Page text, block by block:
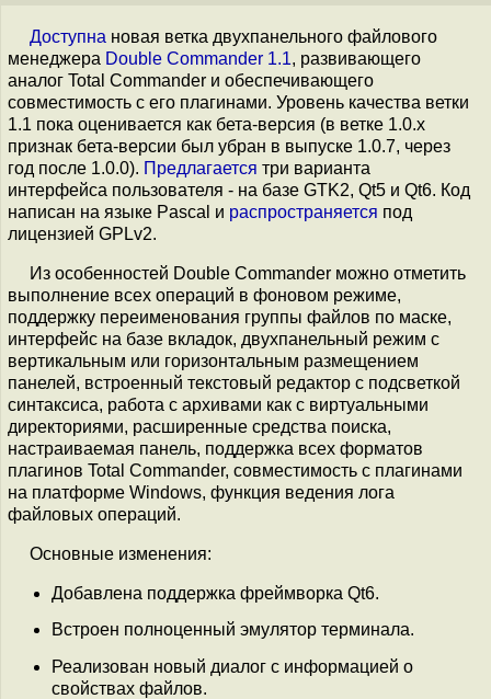
Доступна новая ветка двухпанельного файлового
менеджера Double Commander 1.1, развивающего
аналог Total Commander и обеспечивающего
совместимость с его плагинами. Уровень качества ветки
1.1 пока оценивается как бета-версия (в ветке 1.0.x
признак бета-версии был убран в выпуске 1.0.7, через
год после 1.0.0). Предлагается три варианта
интерфейса пользователя - на базе GTK2, Qt5 и Qt6. Код
написан на языке Pascal и распространяется под
лицензией GPLv2.
Из особенностей Double Commander можно отметить
выполнение всех операций в фоновом режиме,
поддержку переименования группы файлов по маске,
интерфейс на базе вкладок, двухпанельный режим с
вертикальным или горизонтальным размещением
панелей, встроенный текстовый редактор с подсветкой
синтаксиса, работа с архивами как с виртуальными
директориями, расширенные средства поиска,
настраиваемая панель, поддержка всех форматов
плагинов Total Commander, совместимость с плагинами
на платформе Windows, функция ведения лога
файловых операций.
Основные изменения:
Добавлена поддержка фреймворка Qt6.
Встроен полноценный эмулятор терминала.
Реализован новый диалог с информацией о
свойствах файлов.